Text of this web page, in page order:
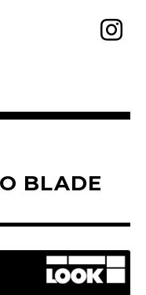
BLADE